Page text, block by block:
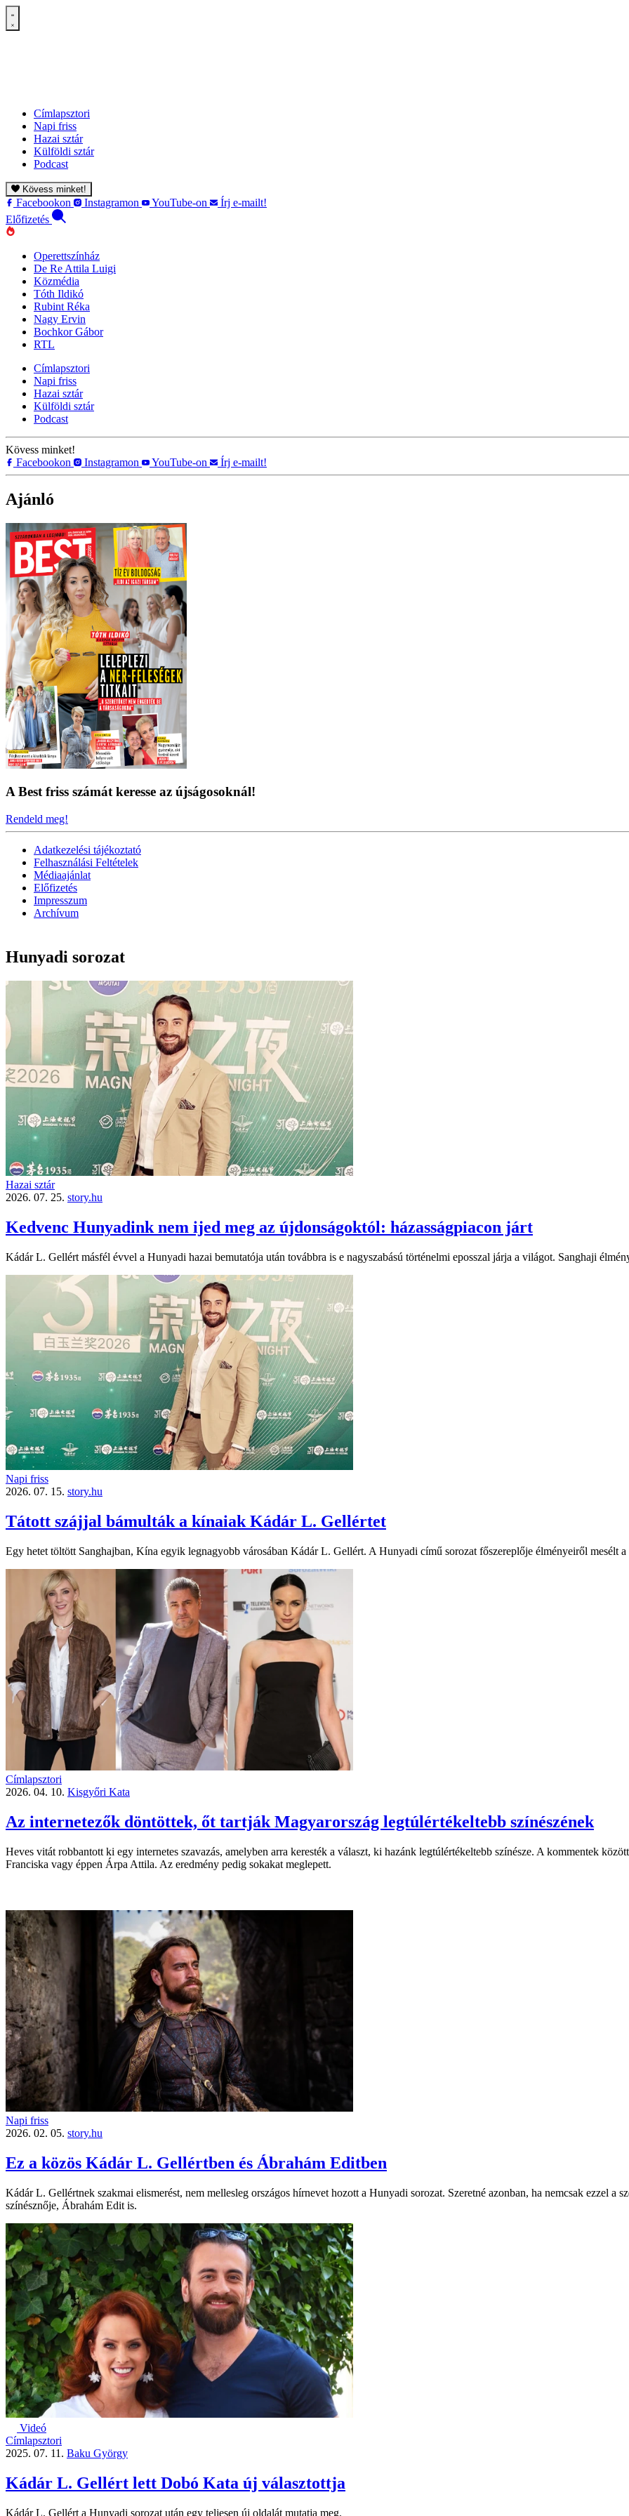
Címlapsztori
Napi friss
Hazai sztár
Külföldi sztár
Podcast
Kövess minket!
Facebookon Instagramon YouTube-on
Írj e-mailt!
Előfizetés
Operettszínház
De Re Attila Luigi
Közmédia
Tóth Ildikó
Rubint Réka
Nagy Ervin
Bochkor Gábor
RTL
Címlapsztori
Napi friss
Hazai sztár
Külföldi sztár
Podcast
Kövess minket!
Facebookon
Instagramon YouTube-on Írj e-mailt!
Ajánló
A Best friss számát keresse az újságosoknál!
Rendeld meg!
Adatkezelési tájékoztató
Felhasználási Feltételek
Médiaajánlat
Előfizetés
Impresszum
Archívum
Hunyadi sorozat
Hazai sztár
2026. 07. 25. story.hu
Kedvenc Hunyadink nem ijed meg az újdonságoktól: házasságpiacon járt
Kádár L. Gellért másfél évvel a Hunyadi hazai bemutatója után továbbra is e nagyszabású történelmi eposszal járja a világot. Sanghaji
Napi friss
2026. 07. 15. story.hu
Tátott szájjal bámulták a kínaiak Kádár L. Gellértet
Egy hetet töltött Sanghajban, Kína egyik legnagyobb városában Kádár L. Gellért. A Hunyadi című sorozat főszereplője élményeiről mesélt a
Címlapsztori
2026. 04. 10. Kisgyőri Kata
Az internetezők döntöttek, őt tartják Magyarország legtúlértékeltebb színészének
Heves vitát robbantott ki egy internetes szavazás, amelyben arra keresték a választ, ki hazánk legtúlértékeltebb színésze. A kommentek
Franciska vagy éppen Árpa Attila. Az eredmény pedig sokakat meglepett.
Napi friss
2026. 02. 05. story.hu
Ez a közös Kádár L. Gellértben és Ábrahám Editben
Kádár L. Gellértnek szakmai elismerést, nem mellesleg országos hírnevet hozott a Hunyadi sorozat. Szeretné azonban, ha nemcsak ezzel a
színésznője, Ábrahám Edit is.
Videó
Címlapsztori
2025. 07. 11. Baku György
Kádár L. Gellért lett Dobó Kata új választottja
Kádár L. Gellért a Hunyadi sorozat után egy teljesen új oldalát mutatja meg.